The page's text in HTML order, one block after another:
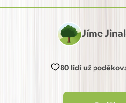
Jíme
80 lidí už